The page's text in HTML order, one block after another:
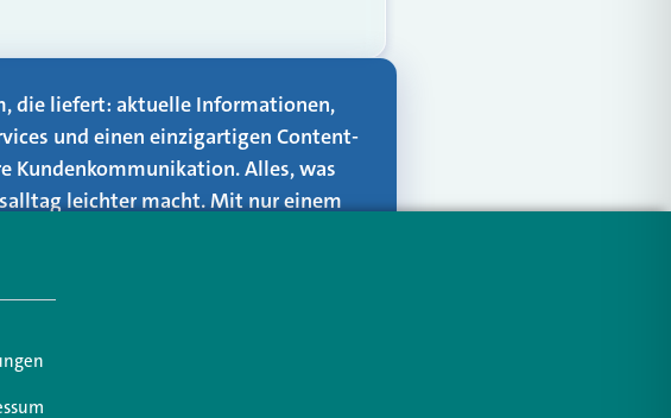
die liefert: aktuelle Informationen,
und einen einzigartigen Content-
Kundenkommunikation. Alles, was
leichter macht. Mit nur einem